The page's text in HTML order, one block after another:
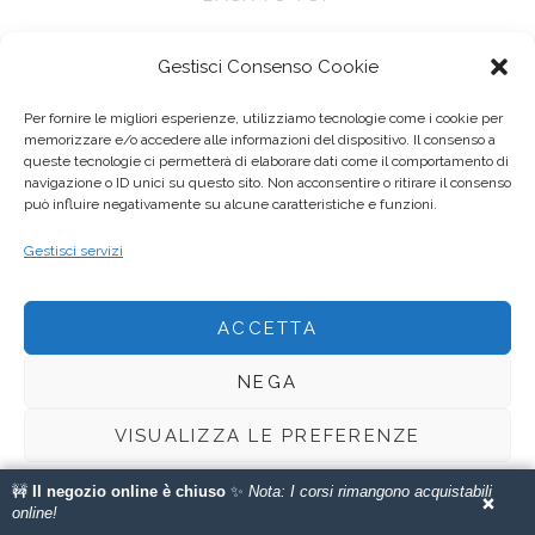
Gestisci Consenso Cookie
Per fornire le migliori esperienze, utilizziamo tecnologie come i cookie per
memorizzare e/o accedere alle informazioni del dispositivo. Il consenso a
queste tecnologie ci permetterà di elaborare dati come il comportamento di
navigazione o ID unici su questo sito. Non acconsentire o ritirare il consenso
può influire negativamente su alcune caratteristiche e funzioni.
Gestisci servizi
ACCETTA
NEGA
VISUALIZZA LE PREFERENZE
Cookie PolicyPrivacy Policy
Anseo di Elisa cattani - Via Paolo Ferrari, 94, 41121 Modena MO
Copyright © 2013 - 2023. Tutti i diritti riservati.
This site is protected by reCAPTCHA and the Google
Terms of Service
🚧 Il negozio online è chiuso ✨ Nota: I corsi rimangono acquistabili
online!
×